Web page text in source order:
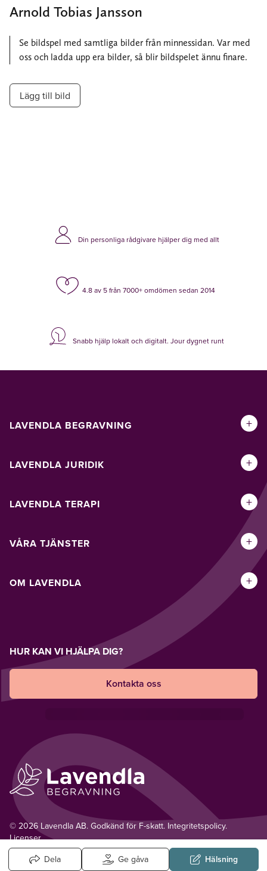
Dela Ge gåva Hälsning
Arnold Tobias Jansson
Se bildspel med samtliga bilder från minnessidan. Var med
oss och ladda upp era bilder, så blir bildspelet ännu finare.
Lägg till bild
Din personliga rådgivare hjälper dig med allt
4.8 av 5 från 7000+ omdömen sedan 2014
Snabb hjälp lokalt och digitalt. Jour dygnet runt
LAVENDLA BEGRAVNING +
LAVENDLA JURIDIK +
LAVENDLA TERAPI +
VÅRA TJÄNSTER +
OM LAVENDLA +
HUR KAN VI HJÄLPA DIG?
Kontakta oss
© 2026 Lavendla AB. Godkänd för F-skatt. Integritetspolicy.
Licenser.